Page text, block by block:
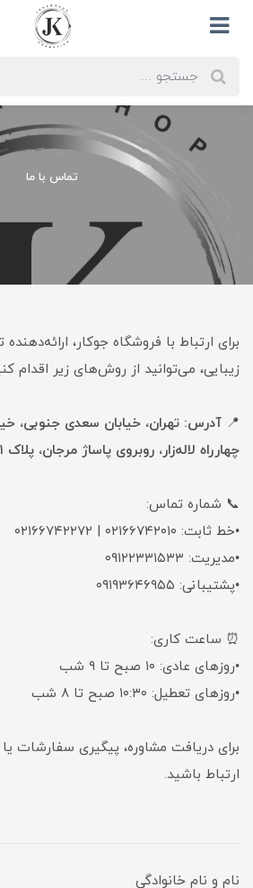
تماس با ما
برای ارتباط با فروشگاه جوکار،
زیبایی، می‌توانید از روش‌های زیر اقدام
📍 آدرس: تهران، خیابان سعدی جنوبی،
چهارراه لاله‌زار، روبروی پاساژ مرجان، پلاک ۱۱۱
📞 شماره تماس:
•خط ثابت: ۰۲۱۶۶۷۴۲۰۱۰ | ۰۲۱۶۶۷۴۲۲۷۲
•مدیریت: ۰۹۱۲۲۳۳۱۵۳۳
•پشتیبانی: ۰۹۱۹۳۶۴۶۹۵۵
⏰ ساعت کاری:
•روزهای عادی: ۱۰ صبح تا ۹ شب
•روزهای تعطیل: ۱۰:۳۰ صبح تا ۸ شب
برای دریافت مشاوره، پیگیری سفارشات یا
ارتباط باشید.
نام و نام خانوادگی